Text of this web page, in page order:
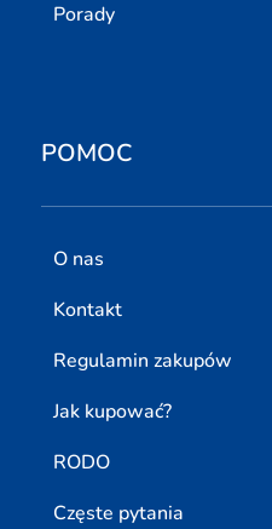
Porady
POMOC
O nas
Kontakt
Regulamin zakupów
Jak kupować?
RODO
Częste pytania